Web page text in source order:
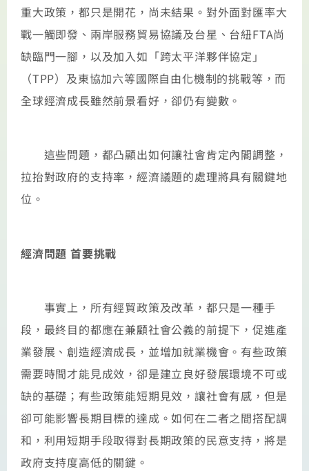
重大政策，都只是開花，尚未結果。對外面對匯率大
戰一觸即發、兩岸服務貿易協議及台星、台紐FTA尚
缺臨門一腳，以及加入如「跨太平洋夥伴協定」
（TPP）及東協加六等國際自由化機制的挑戰等，而
全球經濟成長雖然前景看好，卻仍有變數。
這些問題，都凸顯出如何讓社會肯定內閣調整，
拉抬對政府的支持率，經濟議題的處理將具有關鍵地
位。
經濟問題 首要挑戰
事實上，所有經貿政策及改革，都只是一種手
段，最終目的都應在兼顧社會公義的前提下，促進產
業發展、創造經濟成長，並增加就業機會。有些政策
需要時間才能見成效，卻是建立良好發展環境不可或
缺的基礎；有些政策能短期見效，讓社會有感，但是
卻可能影響長期目標的達成。如何在二者之間搭配調
和，利用短期手段取得對長期政策的民意支持，將是
政府支持度高低的關鍵。